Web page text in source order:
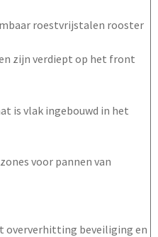
roestvrijstalen rooster
zijn verdiept op het front
is vlak ingebouwd in het
voor pannen van
oververhitting beveiliging en